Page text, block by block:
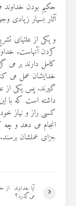
حکیم بودن خداوند
آثار بسیار زیادی
و یکی از علتهای
کردن آنهاست.
کامل دارند بر می
خدایشان عمل می
گیرند. پس یکی از
داشته است که با
کسی راز و نیاز
انجام می دهد و
جزای عملشان برسند.
آیا خداوند ‌ از
می‌گذرد؟